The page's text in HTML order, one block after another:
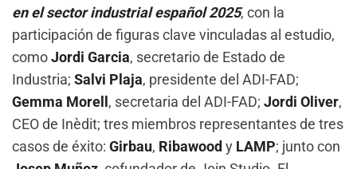
en el sector industrial español 2025, con la
participación de figuras clave vinculadas al estudio,
comoJordi Garcia, secretario de Estado de
Industria; Salvi Plaja, presidente del ADI-FAD;
Gemma Morell, secretaria del ADI-FAD; Jordi Oliver,
CEO de Inèdit; tres miembros representantes de tres
casos de éxito: Girbau, Ribawoody LAMP; junto con